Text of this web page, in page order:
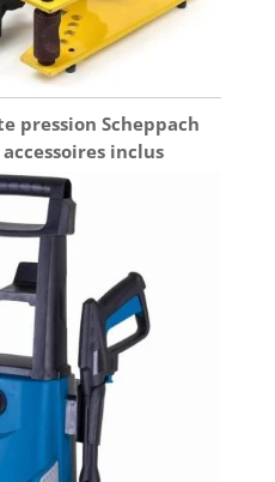
pression Scheppach
inclus